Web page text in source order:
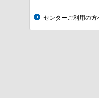
センターご利用の方